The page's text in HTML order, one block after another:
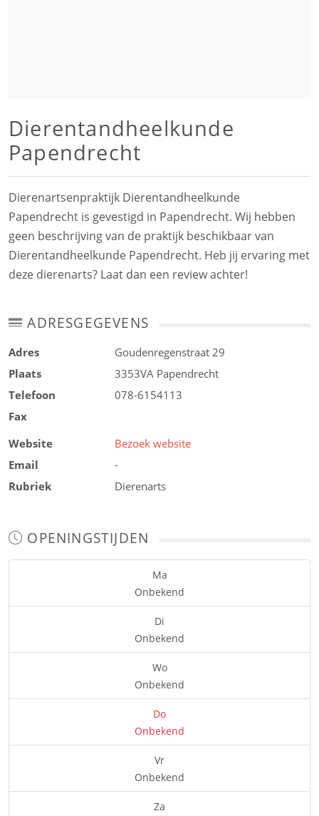
Dierentandheelkunde
Papendrecht
Dierenartsenpraktijk Dierentandheelkunde
Papendrecht is gevestigd in Papendrecht. Wij hebben
geen beschrijving van de praktijk beschikbaar van
Dierentandheelkunde Papendrecht. Heb jij ervaring met
deze dierenarts? Laat dan een review achter!
ADRESGEGEVENS
Adres
Goudenregenstraat 29
Plaats
3353VA Papendrecht
Telefoon
078-6154113
Fax
Website
Bezoek website
Email
-
Rubriek
Dierenarts
OPENINGSTIJDEN
Ma
Onbekend
Di
Onbekend
Wo
Onbekend
Do
Onbekend
Vr
Onbekend
Za